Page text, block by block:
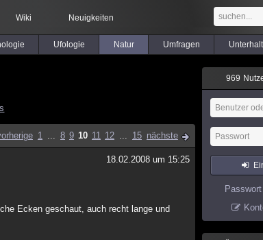
Wiki Neuigkeiten
Ufologie Natur Umfragen
1 ... 8 9 10 11 12 ... 15 nächste
18.02.2008 um 15:25
Ecken geschaut, auch recht lange und
969